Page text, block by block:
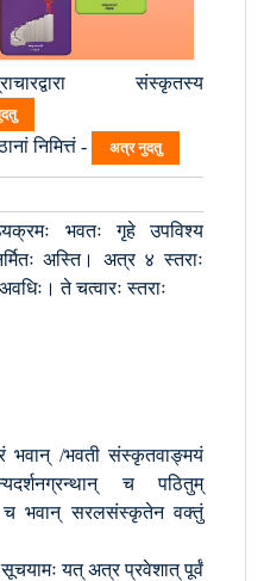
संस्कृतस्य
निमित्तं - अत्र नुदतु
भवतः गृहे उपविश्य
अस्ति। अत्र ४ स्तराः
ते चत्वारः स्तराः
भवान् /भवती संस्कृतवाङ्मयं
च पठितुम्
च भवान् सरलसंस्कृतेन वक्तुं
सूचयामः यत् अत्र प्रवेशात् पूर्वं